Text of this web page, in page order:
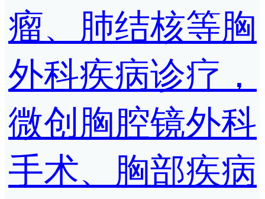
瘤、肺结核等胸
外科疾病诊疗，
微创胸腔镜外科
手术、胸部疾病